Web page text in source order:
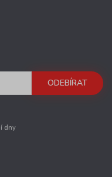
ODEBÍRAT
dny